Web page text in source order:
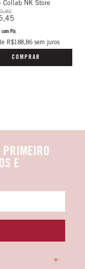
Collab NK Store
com Pix
R$188,86 sem juros
COMPRAR
PRIMEIRO
E